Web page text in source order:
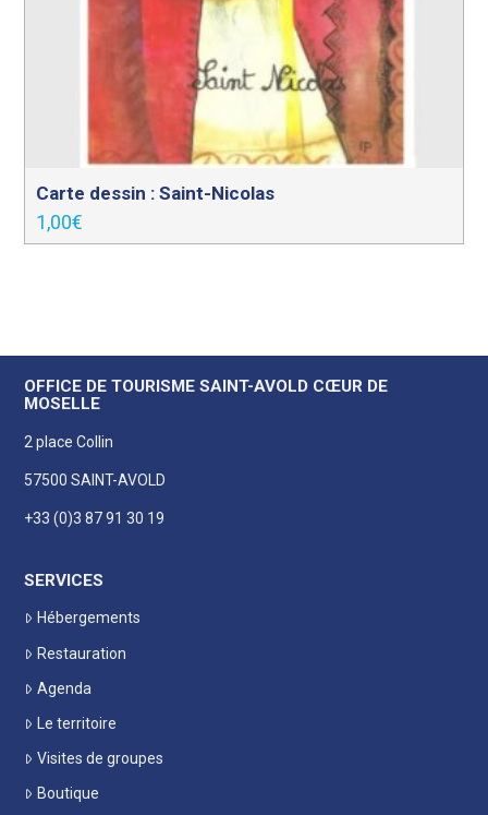
Carte dessin : Saint-Nicolas
1,00€
OFFICE DE TOURISME SAINT-AVOLD CŒUR DE
MOSELLE
2 place Collin
57500 SAINT-AVOLD
+33 (0)3 87 91 30 19
SERVICES
Hébergements
Restauration
Agenda
Le territoire
Visites de groupes
Boutique